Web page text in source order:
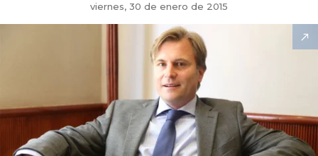
viernes, 30 de enero de 2015